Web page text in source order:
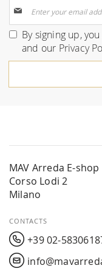
Up
for
Our
By signing up,
and our Privacy
MAV Arreda E-shop
Corso Lodi 2
Milano
CONTACTS
+39 02-